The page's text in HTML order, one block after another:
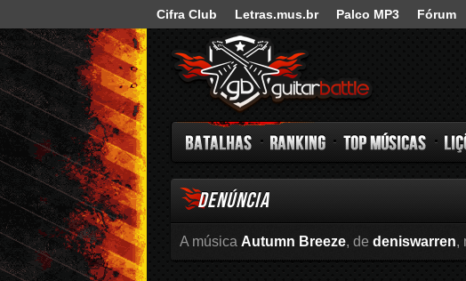
Cifra Club Letras.mus.br Palco MP3 Fórum
Guitar Battle
Batalhas Ranking Top Músicas
DENÚNCIA
A música Autumn Breeze, de deniswarren,